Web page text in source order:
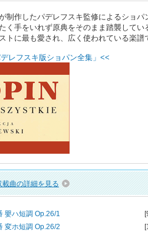
制作したパデレフスキ監修によるショ
く手をいれず原典をそのまま踏襲して
トに最も愛され、広く使われている楽譜
レフスキ版ショパン全集」<<
載曲の詳細を見る
嬰ハ短調 Op.26/1
変ホ短調 Op.26/2